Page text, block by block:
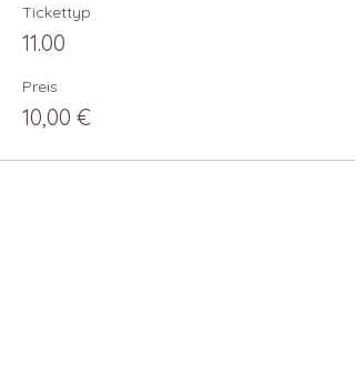
Tickettyp
11.00
Preis
10,00 €